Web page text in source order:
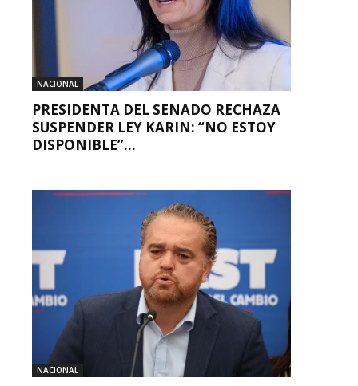
NACIONAL
PRESIDENTA DEL SENADO RECHAZA
SUSPENDER LEY KARIN: “NO ESTOY
DISPONIBLE”...
NACIONAL